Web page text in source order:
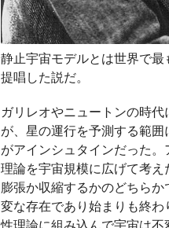
静止宇宙モデルとは世界で
提唱した説だ。
ガリレオやニュートンの時
が、星の運行を予測する範
がアインシュタインだった
理論を宇宙規模に広げて考
膨張か収縮するかのどちら
変な存在であり始まりも終